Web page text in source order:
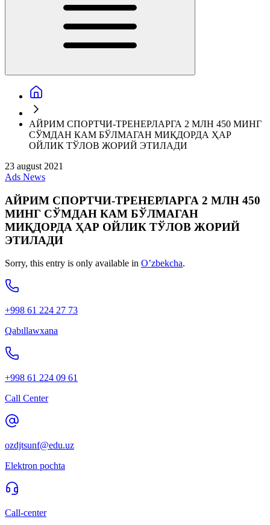
AЙРИМ СПОРТЧИ-ТРЕНЕРЛАРГА 2 МЛН 450 МИНГ
СЎМДАН КАМ БЎЛМАГАН МИҚДОРДА ҲАР
ОЙЛИК ТЎЛОВ ЖОРИЙ ЭТИЛАДИ
23 august 2021
Ads News
AЙРИМ СПОРТЧИ-ТРЕНЕРЛАРГА 2 МЛН 450
МИНГ СЎМДАН КАМ БЎЛМАГАН
МИҚДОРДА ҲАР ОЙЛИК ТЎЛОВ ЖОРИЙ
ЭТИЛАДИ
Sorry, this entry is only available in O’zbekcha.
+998 61 224 27 73
Qabıllawxana
+998 61 224 09 61
Call Center
ozdjtsunf@edu.uz
Elektron pochta
Call-center